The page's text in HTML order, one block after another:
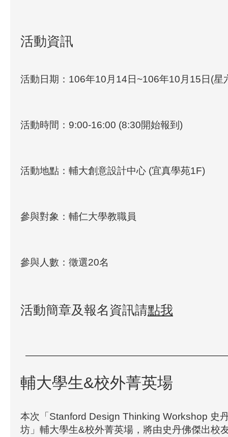
活動資訊
活動日期：106年10月14日~106年10月15日(星
活動時間：9:00-16:00 (8:30開始報到)
活動地點：輔大創意設計中心 (宜真學苑1F)
參與對象：輔仁大學教職員
參與人數：徵選20名
活動簡章及報名資訊請點我
輔大學生&校外菁英場
本次「Stanford Design Thinking Workshop 史
坊」輔大學生&校外菁英場，將由史丹佛傑出校